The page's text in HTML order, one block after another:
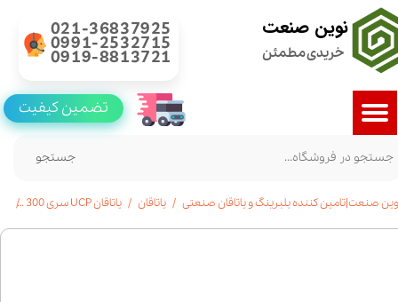
نوین صنعت
خریدی مطمئن
021-36837925
0991-2532715
0919-8813721
جستجو
تضمین کیفیت
صنعت|تامین کننده بلبرینگ و یاتاقان صنعتی یاتاقان یاتاقان UCP سری 300